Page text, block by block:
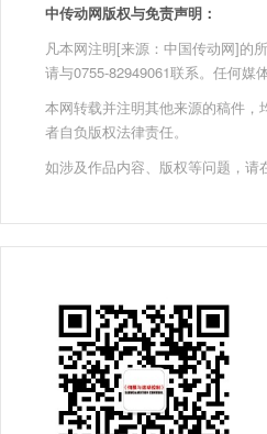
中传动网版权与免责声明：
凡本网注明[来源：中国传动网]的
请与0755-82949061联系。任何媒
本网转载并注明其他来源的稿件
者自负版权法律责任。
如涉及作品内容、版权等问题，